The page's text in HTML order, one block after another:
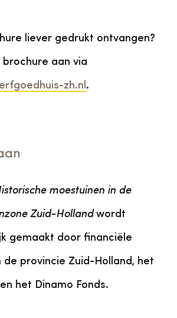
liever gedrukt ontvangen?
brochure aan via
zh.nl .
moestuinen in de
Zuid-Hollandwordt
gemaakt door financiële
de provincie Zuid-Holland, het
het Dinamo Fonds.